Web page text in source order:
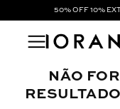
50% OFF 10%
NÃO